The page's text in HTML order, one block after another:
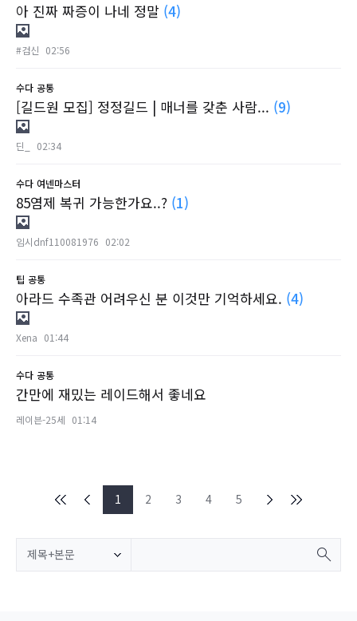
아 진짜 짜증이 나네 정말 (4)
#검신 02:56
수다 공통
[길드원 모집] 정정길드 | 매너를 갖춘 사람... (9)
딘_ 02:34
수다 여넨마스터
85염제 복귀 가능한가요..? (1)
임시dnf110081976 02:02
팁 공통
아라드 수족관 어려우신 분 이것만 기억하세요. (4)
Xena 01:44
수다 공통
간만에 재밌는 레이드해서 좋네요
레이븐-25세 01:14
1 2 3 4 5
제목+본문